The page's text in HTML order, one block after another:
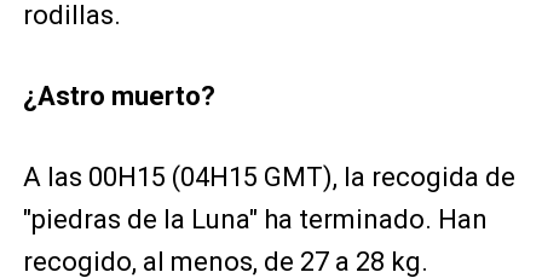
rodillas.
¿Astro muerto?
A las 00H15 (04H15 GMT), la recogida de
"piedras de la Luna" ha terminado. Han
recogido, al menos, de 27 a 28 kg.